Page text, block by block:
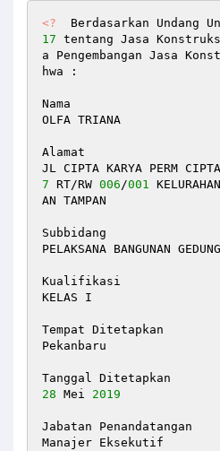
<?
Berdasarkan Undang
17 tentang Jasa
a Pengembangan Jasa
hwa :
Nama
OLFA TRIANA
Alamat
JL CIPTA KARYA PERM
7 RT/RW 006/001
AN TAMPAN
Subbidang
PELAKSANA BANGUNAN
Kualifikasi
KELAS I
Tempat Ditetapkan
Pekanbaru
28 Mei 2019
Jabatan Penandatangan
Manajer Eksekutif